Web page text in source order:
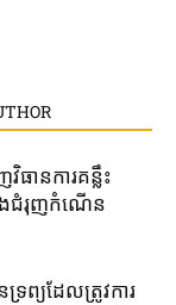
ធានការ​គន្លឹះ​
និង​ជំរុញ​កំណើន​
ព្យ​ដែល​ត្រូវ​ការ​